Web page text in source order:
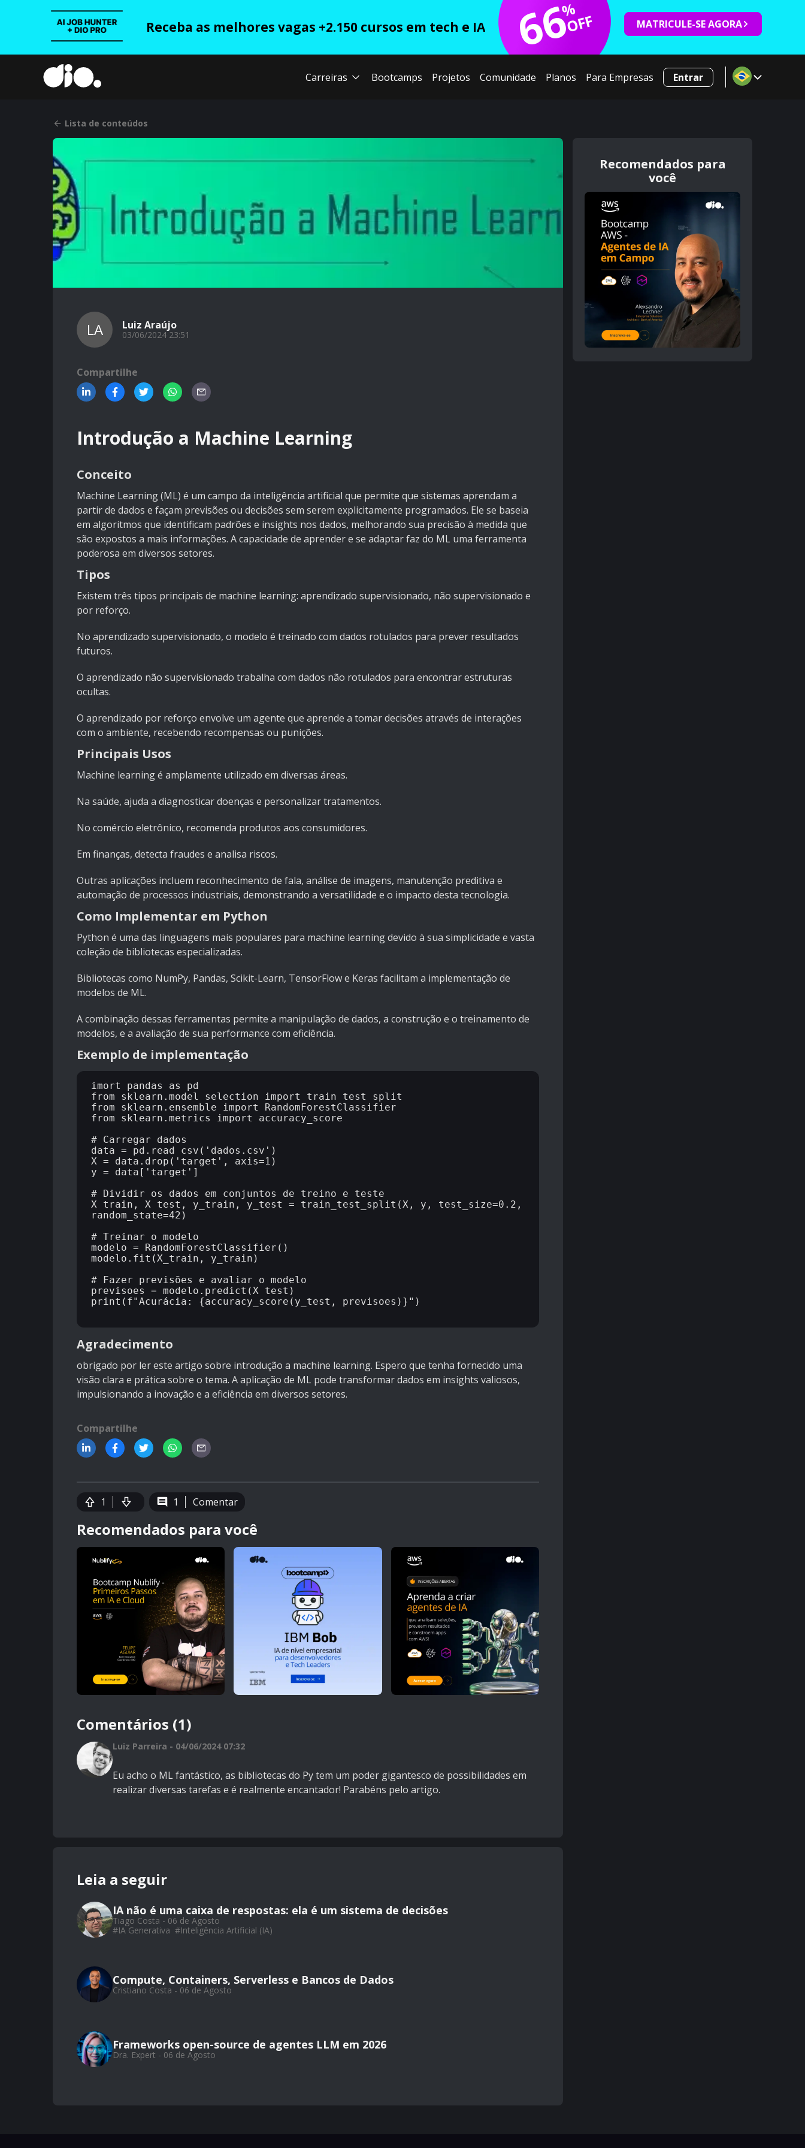
Receba as melhores vagas +2.150 cursos em tech e IA 66
%
OFF MATRICULE-SE AGORA
Carreiras Bootcamps Projetos Comunidade Planos Para Empresas Entrar
Lista de conteúdos
LA Luiz Araújo
03/06/2024 23:51
Compartilhe
Introdução a Machine Learning
Conceito
Machine Learning (ML) é um campo da inteligência artificial que permite que sistemas aprendam a
partir de dados e façam previsões ou decisões sem serem explicitamente programados. Ele se baseia
em algoritmos que identificam padrões e insights nos dados, melhorando sua precisão à medida que
são expostos a mais informações. A capacidade de aprender e se adaptar faz do ML uma ferramenta
poderosa em diversos setores.
Tipos
Existem três tipos principais de machine learning: aprendizado supervisionado, não supervisionado e
por reforço.
No aprendizado supervisionado, o modelo é treinado com dados rotulados para prever resultados
futuros.
O aprendizado não supervisionado trabalha com dados não rotulados para encontrar estruturas
ocultas.
O aprendizado por reforço envolve um agente que aprende a tomar decisões através de interações
com o ambiente, recebendo recompensas ou punições.
Principais Usos
Machine learning é amplamente utilizado em diversas áreas.
Na saúde, ajuda a diagnosticar doenças e personalizar tratamentos.
No comércio eletrônico, recomenda produtos aos consumidores.
Em finanças, detecta fraudes e analisa riscos.
Outras aplicações incluem reconhecimento de fala, análise de imagens, manutenção preditiva e
automação de processos industriais, demonstrando a versatilidade e o impacto desta tecnologia.
Como Implementar em Python
Python é uma das linguagens mais populares para machine learning devido à sua simplicidade e vasta
coleção de bibliotecas especializadas.
Bibliotecas como NumPy, Pandas, Scikit-Learn, TensorFlow e Keras facilitam a implementação de
modelos de ML.
A combinação dessas ferramentas permite a manipulação de dados, a construção e o treinamento de
modelos, e a avaliação de sua performance com eficiência.
Exemplo de implementação
imort pandas as pd
from sklearn.model_selection import train_test_split
from sklearn.ensemble import RandomForestClassifier
from sklearn.metrics import accuracy_score
# Carregar dados
data = pd.read_csv('dados.csv')
X = data.drop('target', axis=1)
y = data['target']
# Dividir os dados em conjuntos de treino e teste
X_train, X_test, y_train, y_test = train_test_split(X, y, test_size=0.2,
random_state=42)
# Treinar o modelo
modelo = RandomForestClassifier()
modelo.fit(X_train, y_train)
# Fazer previsões e avaliar o modelo
previsoes = modelo.predict(X_test)
print(f"Acurácia: {accuracy_score(y_test, previsoes)}")
Agradecimento
obrigado por ler este artigo sobre introdução a machine learning. Espero que tenha fornecido uma
visão clara e prática sobre o tema. A aplicação de ML pode transformar dados em insights valiosos,
impulsionando a inovação e a eficiência em diversos setores.
Compartilhe
1 1 Comentar
Recomendados para você
Comentários (1)
Luiz Parreira - 04/06/2024 07:32
Eu acho o ML fantástico, as bibliotecas do Py tem um poder gigantesco de possibilidades em
realizar diversas tarefas e é realmente encantador! Parabéns pelo artigo.
Leia a seguir
IA não é uma caixa de respostas: ela é um sistema de decisões
Tiago Costa - 06 de Agosto
#IA Generativa #Inteligência Artificial (IA)
Compute, Containers, Serverless e Bancos de Dados
Cristiano Costa - 06 de Agosto
Frameworks open-source de agentes LLM em 2026
Dra. Expert - 06 de Agosto
Recomendados para
você